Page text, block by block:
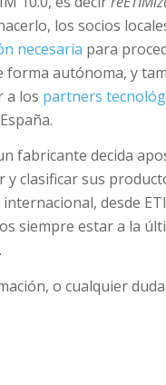
los socios
necesaria para
forma autónoma, y
a los partners
fabricante decida
y clasificar sus
desde
siempre estar a la
o cualquier